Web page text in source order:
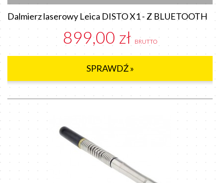
Dalmierz laserowy Leica DISTO X1 - Z BLUETOOTH
899,00 zł BRUTTO
SPRAWDŹ »